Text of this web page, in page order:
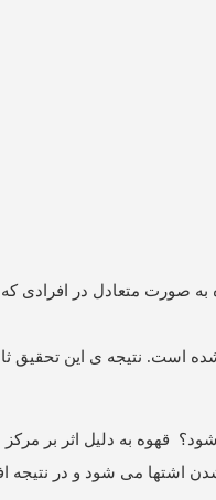
قهوه به صورت متعادل در
است. نتیجه ی این تحقیق
قهوه به دلیل اثر بر مرکز
اشتها می شود و در نتیجه